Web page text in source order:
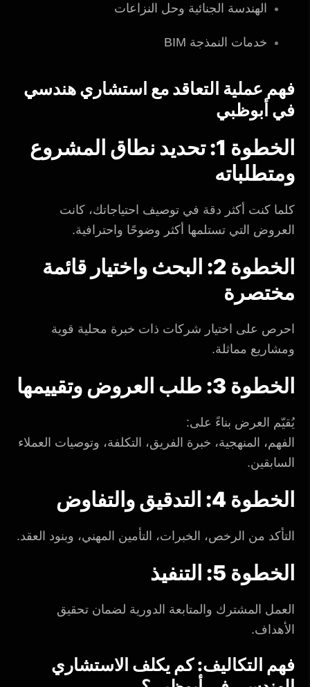
الهندسة الجنائية وحل النزاعات
خدمات النمذجة BIM
فهم عملية التعاقد مع استشاري هندسي
في أبوظبي
الخطوة 1: تحديد نطاق المشروع
ومتطلباته
كلما كنت أكثر دقة في توصيف احتياجاتك، كانت
العروض التي تستلمها أكثر وضوحًا واحترافية.
الخطوة 2: البحث واختيار قائمة
مختصرة
احرص على اختيار شركات ذات خبرة محلية قوية
ومشاريع مماثلة.
الخطوة 3: طلب العروض وتقييمها
يُقيّم العرض بناءً على:
الفهم، المنهجية، خبرة الفريق، التكلفة، وتوصيات العملاء
السابقين.
الخطوة 4: التدقيق والتفاوض
التأكد من الرخص، الخبرات، التأمين المهني، وبنود العقد.
الخطوة 5: التنفيذ
العمل المشترك والمتابعة الدورية لضمان تحقيق
الأهداف.
فهم التكاليف: كم يكلف الاستشاري